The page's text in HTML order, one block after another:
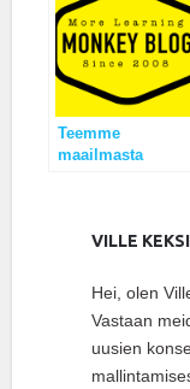
Teemme
maailmasta
VILLE
Hei, olen
Vastaan
uusien